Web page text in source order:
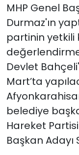
MHP Genel
Durmaz'ın
partinin yetkili
Devlet
Mart’ta
belediye
Hareket
Başkan Adayı